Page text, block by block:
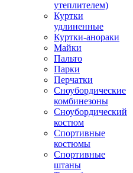
утеплителем)
Куртки
удлиненные
Куртки-анораки
Майки
Пальто
Парки
Перчатки
Сноубордические
комбинезоны
Сноубордический
костюм
Спортивные
костюмы
Спортивные
штаны